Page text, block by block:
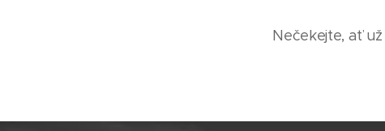
Nečekejte, ať